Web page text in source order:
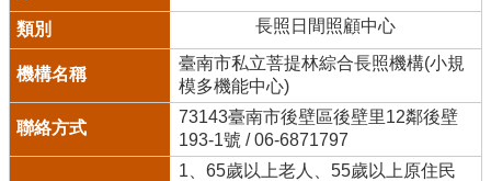
長照日間照顧中心
臺南市私立菩提林綜合長照機構(小規
模多機能中心)
73143臺南市後壁區後壁里12鄰後壁
193-1號 / 06-6871797
1、65歲以上老人、55歲以上原住民